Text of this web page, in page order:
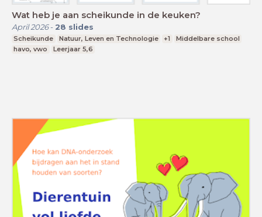
Wat heb je aan scheikunde in de keuken?
April 2026- 28 slides
Scheikunde Natuur, Leven en Technologie +1
Middelbare school
havo, vwo
Leerjaar 5,6